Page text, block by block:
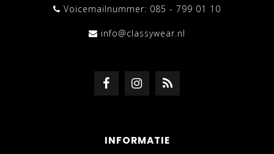
Voicemailnummer: 085 - 799 01 10
info@classywear.nl
INFORMATIE